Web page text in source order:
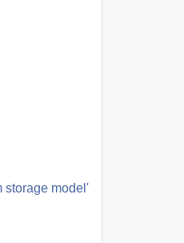
storage model'